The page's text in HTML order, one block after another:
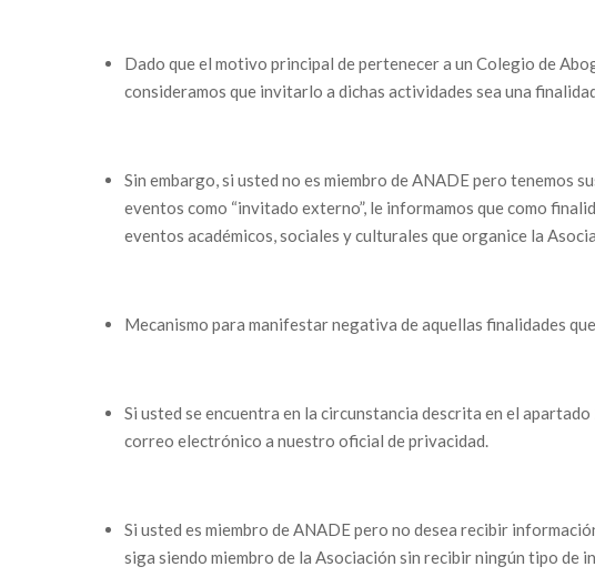
Dado que el motivo principal de pertenecer a un Colegio de
consideramos que invitarlo a dichas actividades sea una
Sin embargo, si usted no es miembro de ANADE pero tenemos
eventos como “invitado externo”, le informamos que como
eventos académicos, sociales y culturales que organice la
Mecanismo para manifestar negativa de aquellas finalidades
Si usted se encuentra en la circunstancia descrita en el
correo electrónico a nuestro oficial de privacidad.
Si usted es miembro de ANADE pero no desea recibir
siga siendo miembro de la Asociación sin recibir ningún tipo